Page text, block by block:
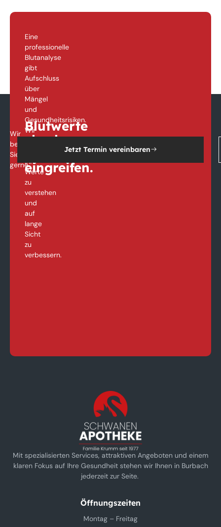
Wir
beraten
Sie
gerne
Blutwerte
checken.
Frühzeitig
eingreifen.
Eine
professionelle
Blutanalyse
gibt
Aufschluss
über
Mängel
und
Gesundheitsrisiken.
Wir
Ihre
Werte
zu
verstehen
und
auf
lange
Sicht
zu
verbessern.
Jetzt Termin vereinbaren
Mit spezialisierten Services, attraktiven Angeboten und einem
klaren Fokus auf Ihre Gesundheit stehen wir Ihnen in Burbach
jederzeit zur Seite.
Öffnungszeiten
Montag – Freitag